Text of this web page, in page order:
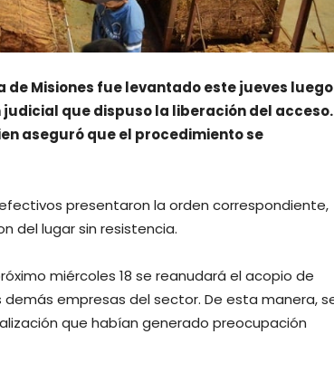
Misiones fue levantado este jueves luego
que dispuso la liberación del acceso.
aseguró que el procedimiento se
presentaron la orden correspondiente,
del lugar sin resistencia.
miércoles 18 se reanudará el acopio de
empresas del sector. De esta manera,
que habían generado preocupación